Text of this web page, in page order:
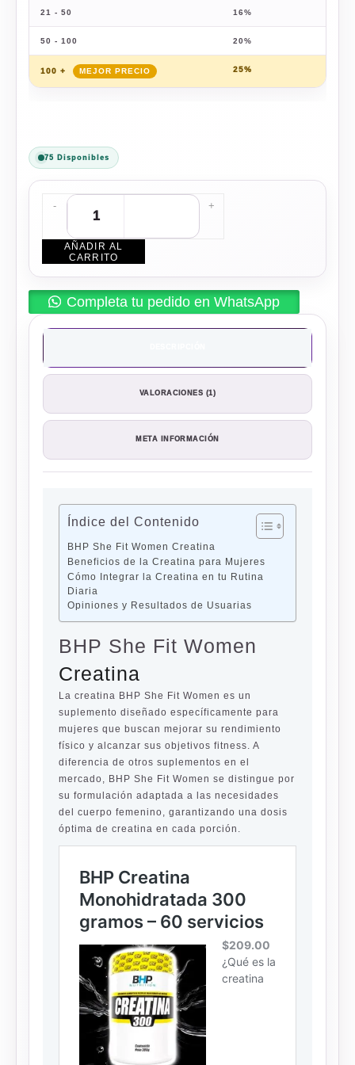
21 - 50 16%
50 - 100 20%
100 + 25%
75 Disponibles
- +
AÑADIR AL
CARRITO
Completa tu pedido en WhatsApp
VALORACIONES (1)
META INFORMACIÓN
Índice del Contenido
BHP She Fit Women Creatina
Beneficios de la Creatina para Mujeres
Cómo Integrar la Creatina en tu Rutina
Diaria
Opiniones y Resultados de Usuarias
BHP She Fit Women
Creatina
La creatina BHP She Fit Women es un
suplemento diseñado específicamente para
mujeres que buscan mejorar su rendimiento
físico y alcanzar sus objetivos fitness. A
diferencia de otros suplementos en el
mercado, BHP She Fit Women se distingue por
su formulación adaptada a las necesidades
del cuerpo femenino, garantizando una dosis
óptima de creatina en cada porción.